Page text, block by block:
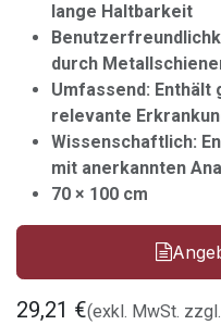
lange Haltbarkeit
durch
Umfassend: Enthält
relevante
Wissenschaftlich:
mit anerkannten
70 × 100 cm
29,21 €(exkl. MwSt. zzgl.